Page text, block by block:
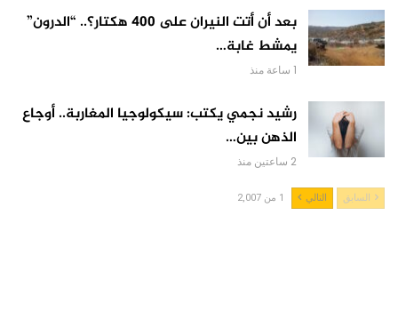
بعد أن أتت النيران على 400 هكتار؟.. “الدرون”
يمشط غابة…
1 ساعة منذ
رشيد نجمي يكتب: سيكولوجيا المغاربة.. أوجاع
الذهن بين…
2 ساعتين منذ
السابق التالي 1 من 2,007